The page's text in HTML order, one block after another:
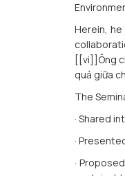
Herein,
[[vi]]Ông
quả giữa
The
· Shared
·
·